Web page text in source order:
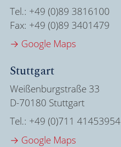
Tel.: +49 (0)89 3816100
Fax: +49 (0)89 3401479
→ Google Maps
Stuttgart
Weißenburgstraße 33
D-70180 Stuttgart
Tel.: +49 (0)711 41453954
→ Google Maps